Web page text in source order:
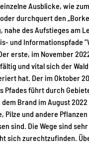
Ausblicke, wie
durchquert den
nahe des Aufstieges am
und Informationspfade
erste, im November
und vital sich der
hat. Der im Oktober
Pfades führt durch
Brand im August
Pilze und andere
sind. Die Wege sind
sich zurechtzufinden.